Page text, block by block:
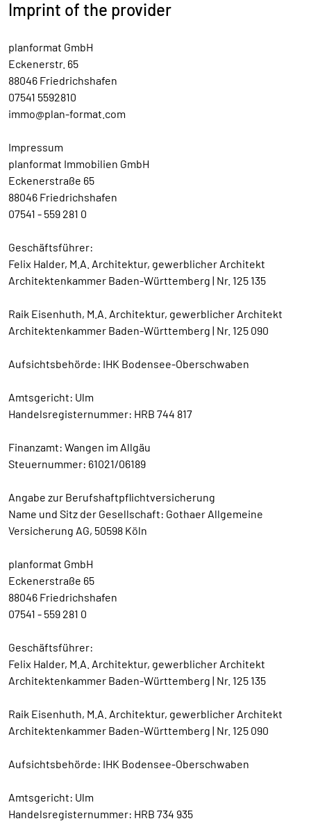
Imprint of the provider
planformat GmbH
Eckenerstr. 65
88046 Friedrichshafen
07541 5592810
immo@plan-format.com
Impressum
planformat Immobilien GmbH
Eckenerstraße 65
88046 Friedrichshafen
07541 - 559 281 0
Geschäftsführer:
Felix Halder, M.A. Architektur, gewerblicher Architekt
Architektenkammer Baden-Württemberg | Nr. 125 135
Raik Eisenhuth, M.A. Architektur, gewerblicher Architekt
Architektenkammer Baden-Württemberg | Nr. 125 090
Aufsichtsbehörde: IHK Bodensee-Oberschwaben
Amtsgericht: Ulm
Handelsregisternummer: HRB 744 817
Finanzamt: Wangen im Allgäu
Steuernummer: 61021/06189
Angabe zur Berufshaftpflichtversicherung
Name und Sitz der Gesellschaft: Gothaer Allgemeine
Versicherung AG, 50598 Köln
planformat GmbH
Eckenerstraße 65
88046 Friedrichshafen
07541 - 559 281 0
​Geschäftsführer:
Felix Halder, M.A. Architektur, gewerblicher Architekt
Architektenkammer Baden-Württemberg | Nr. 125 135
Raik Eisenhuth, M.A. Architektur, gewerblicher Architekt
Architektenkammer Baden-Württemberg | Nr. 125 090
Aufsichtsbehörde: IHK Bodensee-Oberschwaben
Amtsgericht: Ulm
Handelsregisternummer: HRB 734 935